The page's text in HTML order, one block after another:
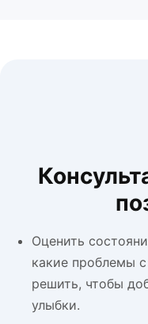
Оценить
какие проблемы
решить, чтобы
улыбки.